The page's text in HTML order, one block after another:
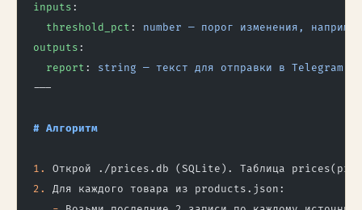
inputs :
  threshold_pct
: number — порог изменения,
outputs :
  report
: string — текст для отправки в Telegram
---
# Алгоритм
1.
Открой ./prices.db (SQLite). Таблица
2.
Для каждого товара из products.json: